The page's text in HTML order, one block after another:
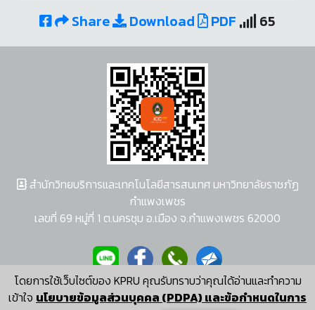
Share Download PDF 65
โดยการใช้เว็บไซต์ของ KPRU คุณรับทราบว่าคุณได้อ่านและทำความ
เข้าใจ นโยบายข้อมูลส่วนบุคคล (PDPA) และข้อกำหนดในการ
สำนักวิทยบริการและเทคโนโลยีสารสนเทศ มหาวิทยาลัยราชภัฏ
กำแพงเพชร
เลขที่ 69 หมู่ที่ 1 ต.นครชุม อ.เมือง จ.กำแพงเพชร 62000
ผู้พัฒนาระบบ อนุชา พวงผกา